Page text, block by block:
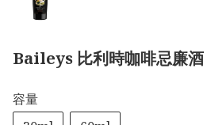
Baileys 比利時咖啡忌廉酒
容量